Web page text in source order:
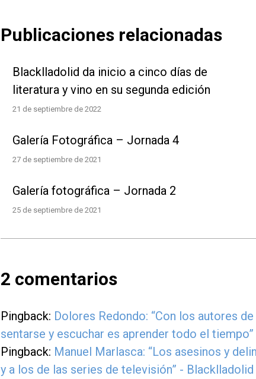
Publicaciones relacionadas
Blacklladolid da inicio a cinco días de
literatura y vino en su segunda edición
21 de septiembre de 2022
Galería Fotográfica – Jornada 4
27 de septiembre de 2021
Galería fotográfica – Jornada 2
25 de septiembre de 2021
2 comentarios
Pingback: Dolores Redondo: “Con los autores
sentarse y escuchar es aprender todo el
Pingback: Manuel Marlasca: “Los asesinos y
y a los de las series de televisión” - Blacklladolid